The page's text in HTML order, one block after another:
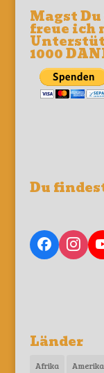
Magst
freue ich
1000
Du
Länder
Afrika Amerika